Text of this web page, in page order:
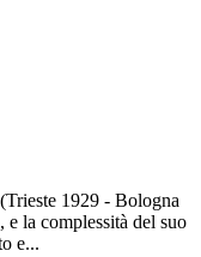
1929 - Bologna
e la complessità del suo
e...